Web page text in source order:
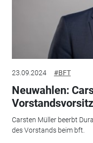
23.09.2024 #BFT
Neuwahlen:
Carsten Müller beerbt
des Vorstands beim bft.